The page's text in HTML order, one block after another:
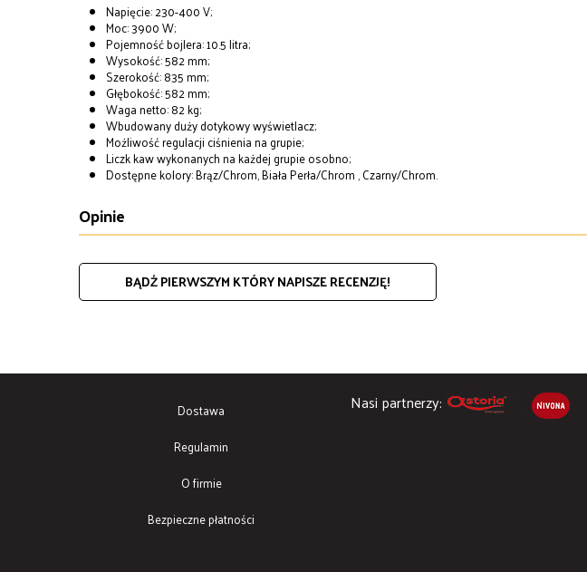
Napięcie: 230-400 V;
Moc: 3900 W;
Pojemność bojlera: 10.5 litra;
Wysokość: 582 mm;
Szerokość: 835 mm;
Głębokość: 582 mm;
Waga netto: 82 kg;
Wbudowany duży dotykowy wyświetlacz;
Możliwość regulacji ciśnienia na grupie;
Liczk kaw wykonanych na każdej grupie osobno;
Dostępne kolory: Brąz/Chrom, Biała Perła/Chrom , Czarny/Chrom.
Opinie
BĄDŹ PIERWSZYM KTÓRY NAPISZE RECENZJĘ!
Dostawa
Regulamin
O firmie
Bezpieczne płatności
Nasi partnerzy: